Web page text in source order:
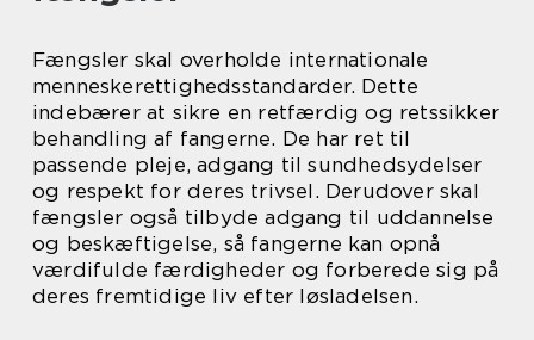
Fængsler skal overholde internationale
menneskerettighedsstandarder. Dette
indebærer at sikre en retfærdig og retssikker
behandling af fangerne. De har ret til
passende pleje, adgang til sundhedsydelser
og respekt for deres trivsel. Derudover skal
fængsler også tilbyde adgang til uddannelse
og beskæftigelse, så fangerne kan opnå
værdifulde færdigheder og forberede sig på
deres fremtidige liv efter løsladelsen.